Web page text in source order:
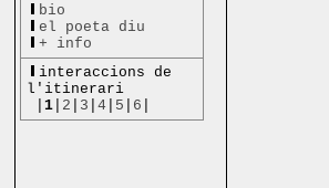
bio
el poeta diu
+ info
interaccions de
l'itinerari
|1 2 3 |4 5 6